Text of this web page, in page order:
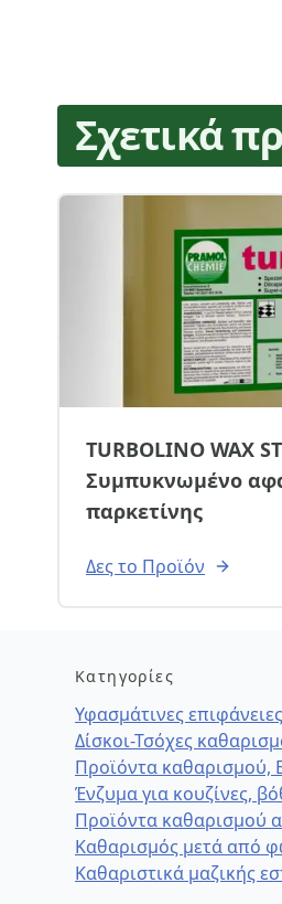
Σχετικά
TURBOLINO WAX
Συμπυκνωμένο
παρκετίνης
Δες το Προϊόν
Κατηγορίες
Υφασμάτινες
Δίσκοι-Τσόχες
Προϊόντα καθαρισμού,
Ένζυμα για κουζίνες,
Προϊόντα καθαρισμού
Καθαρισμός μετά από
Καθαριστικά μαζικής